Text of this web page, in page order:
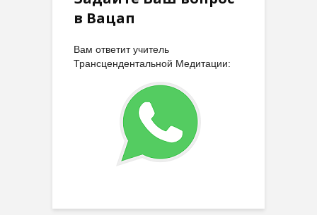
в Вацап
Вам ответит учитель
Трансцендентальной Медитации: